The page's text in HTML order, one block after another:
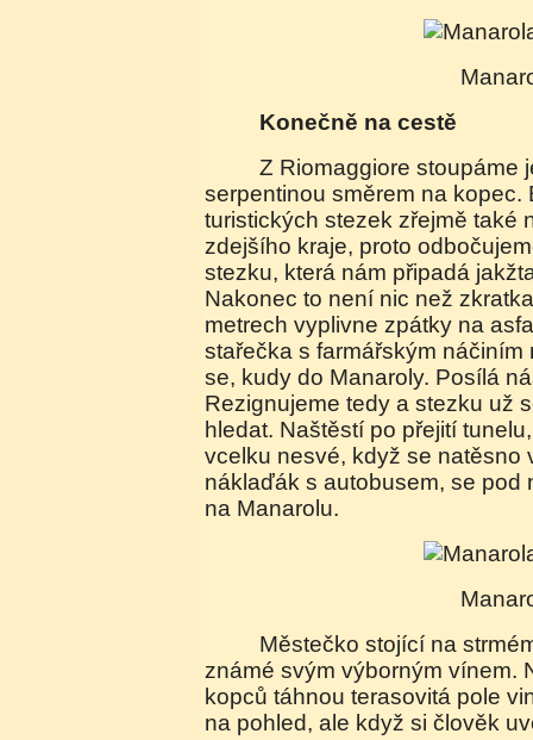
Konečně na cestě
Z Riomaggiore stoupáme jedinou klikatou
serpentinou směrem na kopec.
turistických stezek zřejmě také
zdejšího kraje, proto
stezku, která nám připadá
Nakonec to není nic než
metrech vyplivne zpátky na
stařečka s farmářským náčiním
se, kudy do Manaroly. Posílá
Rezignujeme tedy a stezku už
hledat. Naštěstí po přejití
vcelku nesvé, když se natěsno
náklaďák s autobusem, se pod
na Manarolu.
Městečko stojící na strmém skalním útesu je
známé svým výborným vínem.
kopců táhnou terasovitá pole
na pohled, ale když si člověk